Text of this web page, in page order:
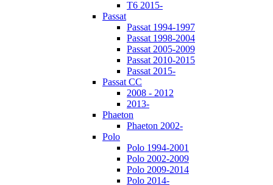
T6 2015-
Passat
Passat 1994-1997
Passat 1998-2004
Passat 2005-2009
Passat 2010-2015
Passat 2015-
Passat CC
2008 - 2012
2013-
Phaeton
Phaeton 2002-
Polo
Polo 1994-2001
Polo 2002-2009
Polo 2009-2014
Polo 2014-